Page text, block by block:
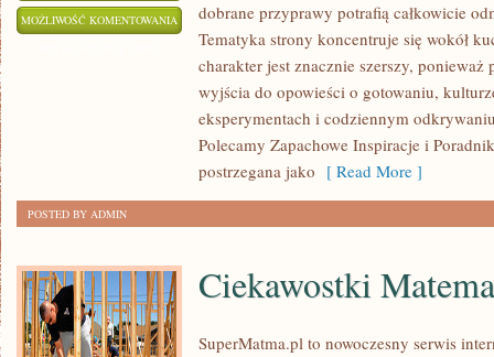
MOŻLIWOŚĆ KOMENTOWANIA PERFUMY
OKAZJE
dobrane przyprawy potrafią całkowicie
Tematyka strony koncentruje się wokół
charakter jest znacznie szerszy,
wyjścia do opowieści o gotowaniu,
eksperymentach i codziennym
Polecamy Zapachowe Inspiracje i
postrzegana jako [ Read More ]
POSTED BY ADMIN
Ciekawostki
SuperMatma.pl to nowoczesny serwis